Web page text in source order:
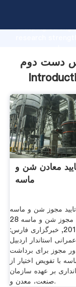
Grasping strong
value and bring
دست دوم
معادن شن و
ماسه
تایید مجوز شن و ماسه frac.
تایید مجوز شن و ماسه 28
جولای 2012, خبرگزاری فارس:
استاندار اردبیل
مجوز برای برداشت
با تفویض اختیار از
بر عهده سازمان
صنعت، معدن و.